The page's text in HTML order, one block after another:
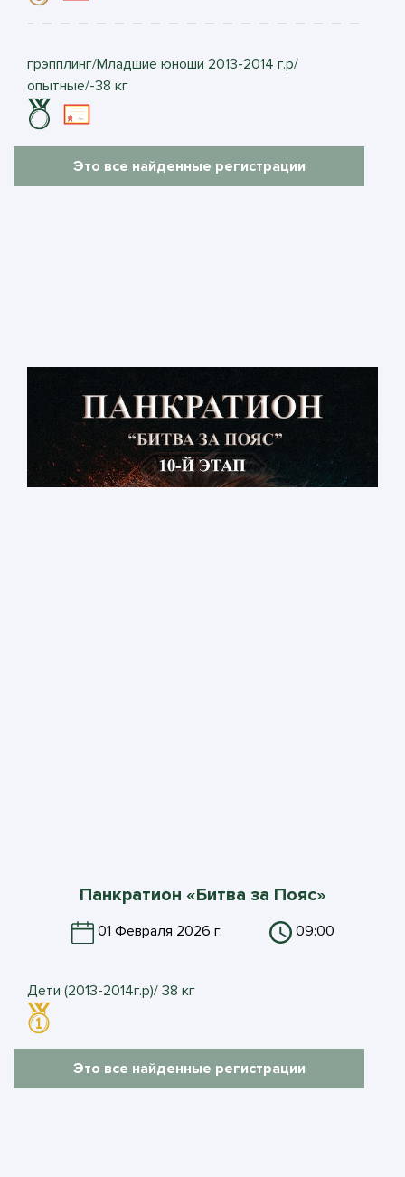
грэпплинг/Младшие юноши 2013-2014 г.р/
опытные/-38 кг
Это все найденные регистрации
Панкратион «Битва за Пояс»
01 Февраля 2026 г. 09:00
Дети (2013-2014г.р)/ 38 кг
Это все найденные регистрации